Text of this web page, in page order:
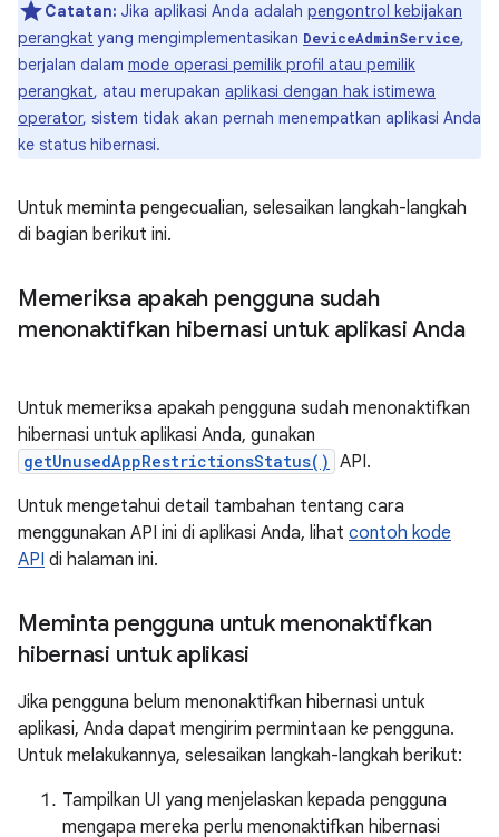
Catatan: Jika aplikasi Anda adalah pengontrol kebijakan
perangkat yang mengimplementasikan DeviceAdminService,
berjalan dalam mode operasi pemilik profil atau pemilik
perangkat, atau merupakan aplikasi dengan hak istimewa
operator, sistem tidak akan pernah menempatkan aplikasi Anda
ke status hibernasi.
Untuk meminta pengecualian, selesaikan langkah-langkah
di bagian berikut ini.
Memeriksa apakah pengguna sudah
menonaktifkan hibernasi untuk aplikasi Anda
Untuk memeriksa apakah pengguna sudah menonaktifkan
hibernasi untuk aplikasi Anda, gunakan
getUnusedAppRestrictionsStatus() API.
Untuk mengetahui detail tambahan tentang cara
menggunakan API ini di aplikasi Anda, lihat contoh kode
API di halaman ini.
Meminta pengguna untuk menonaktifkan
hibernasi untuk aplikasi
Jika pengguna belum menonaktifkan hibernasi untuk
aplikasi, Anda dapat mengirim permintaan ke pengguna.
Untuk melakukannya, selesaikan langkah-langkah berikut:
Tampilkan UI yang menjelaskan kepada pengguna
mengapa mereka perlu menonaktifkan hibernasi